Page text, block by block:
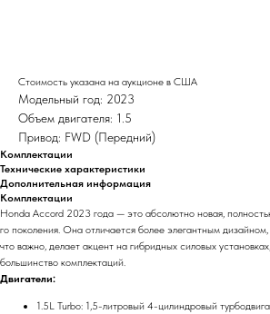
Стоимость указана на аукционе в США
Модельный год: 2023
Объем двигателя: 1.5
Привод: FWD (Передний)
Комплектации
Технические характеристики
Дополнительная информация
Комплектации
Honda Accord 2023 года — это абсолютно новая,
го поколения. Она отличается более элегантным
что важно, делает акцент на гибридных силовых
большинство комплектаций.
Двигатели:
1.5L Turbo: 1,5-литровый 4-цилиндровый